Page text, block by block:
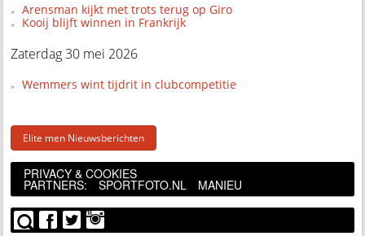
Arensman kijkt met trots terug op Giro
Kooij blijft winnen in Frankrijk
Zaterdag 30 mei 2026
Wemmers wint tijdrit in clubcompetitie
Elite men Nieuwsberichten
PRIVACY & COOKIES
PARTNERS: SPORTFOTO.NL MANIEU